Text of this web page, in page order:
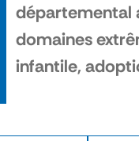
départemental
domaines
infantile,